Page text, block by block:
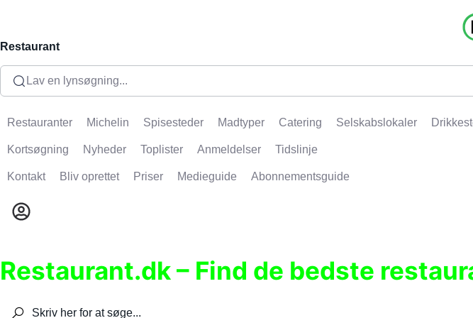
Restaurant
Lav en lynsøgning...
Restauranter Michelin Spisesteder Madtyper Catering Selskabslokaler
Kortsøgning Nyheder Toplister Anmeldelser Tidslinje
Kontakt Bliv oprettet Priser Medieguide Abonnementsguide
Restaurant.dk – Find de bedste